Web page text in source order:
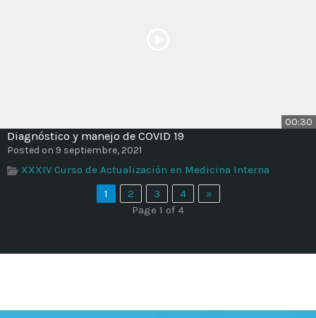
00:30
Diagnóstico y manejo de COVID 19
Posted on 9 septiembre, 2021
XXXIV Curso de Actualización en Medicina Interna
1
2 3 4
»
Page 1 of 4